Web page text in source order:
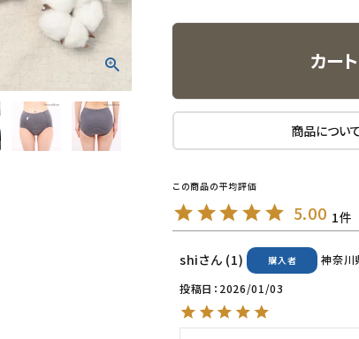
カー
商品につい
5.00 1
shi 1 購入者 神奈川
投稿日
2026/01/03